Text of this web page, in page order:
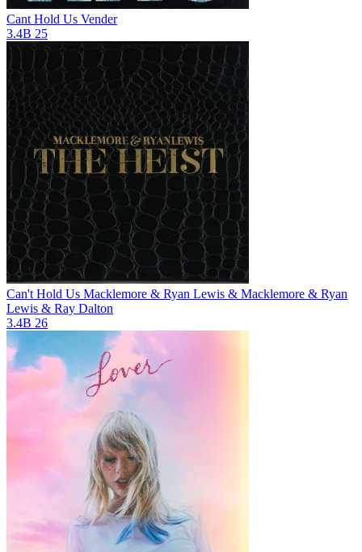
Cant Hold Us Vender
3.4B 25
Can't Hold Us Macklemore & Ryan Lewis & Macklemore & Ryan
Lewis & Ray Dalton
3.4B 26